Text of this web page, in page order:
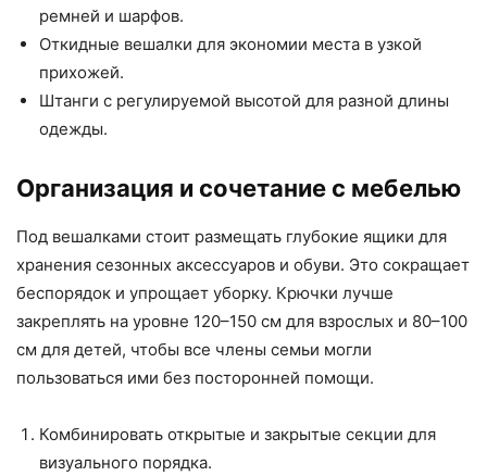
ремней и шарфов.
Откидные вешалки для экономии места в узкой
прихожей.
Штанги с регулируемой высотой для разной длины
одежды.
Организация и сочетание с мебелью
Под вешалками стоит размещать глубокие ящики для
хранения сезонных аксессуаров и обуви. Это сокращает
беспорядок и упрощает уборку. Крючки лучше
закреплять на уровне 120–150 см для взрослых и 80–100
см для детей, чтобы все члены семьи могли
пользоваться ими без посторонней помощи.
Комбинировать открытые и закрытые секции для
визуального порядка.